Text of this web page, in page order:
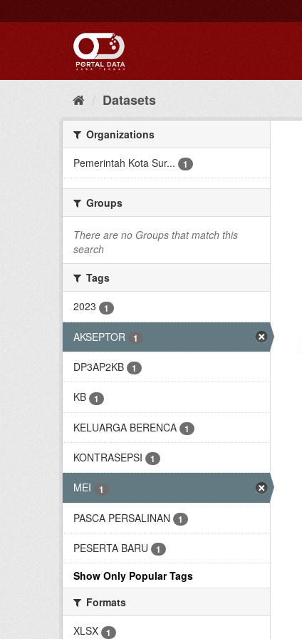
to
Datasets
Organizations
Pemerintah Kota Sur...
1
Groups
There are no Groups that match this
search
Tags
2023
1
AKSEPTOR 1
DP3AP2KB 1
KB 1
KELUARGA BERENCA 1
KONTRASEPSI 1
MEI 1
PASCA PERSALINAN 1
PESERTA BARU 1
Show Only Popular Tags
Formats
XLSX
1